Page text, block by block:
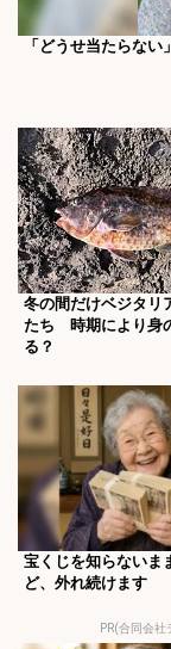
「どうせ当たらな
冬の間だけベジタリ
たち 時期により身
る？
宝くじを知らないま
ど、外れ続けます
PR(合同会